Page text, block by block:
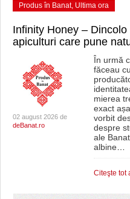
Produs în Banat, Ultima ora
Infinity Honey –
apiculturi care pune
02 august 2026 de
deBanat.ro
În urmă
făceau
mierea
exact
vorbit
despre
ale
albine…
Citeşte tot